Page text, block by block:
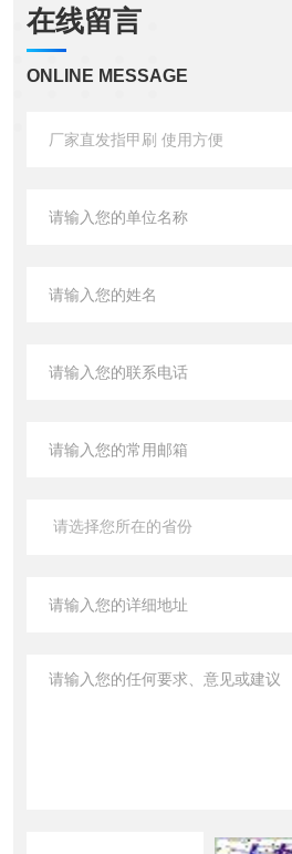
在线留言
ONLINE MESSAGE